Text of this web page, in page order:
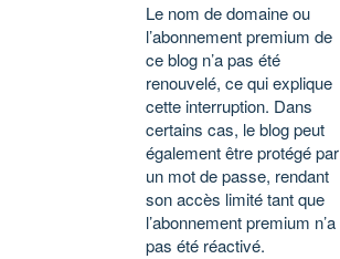
Le nom de domaine ou
l’abonnement premium de
ce blog n’a pas été
renouvelé, ce qui explique
cette interruption. Dans
certains cas, le blog peut
également être protégé par
un mot de passe, rendant
son accès limité tant que
l’abonnement premium n’a
pas été réactivé.